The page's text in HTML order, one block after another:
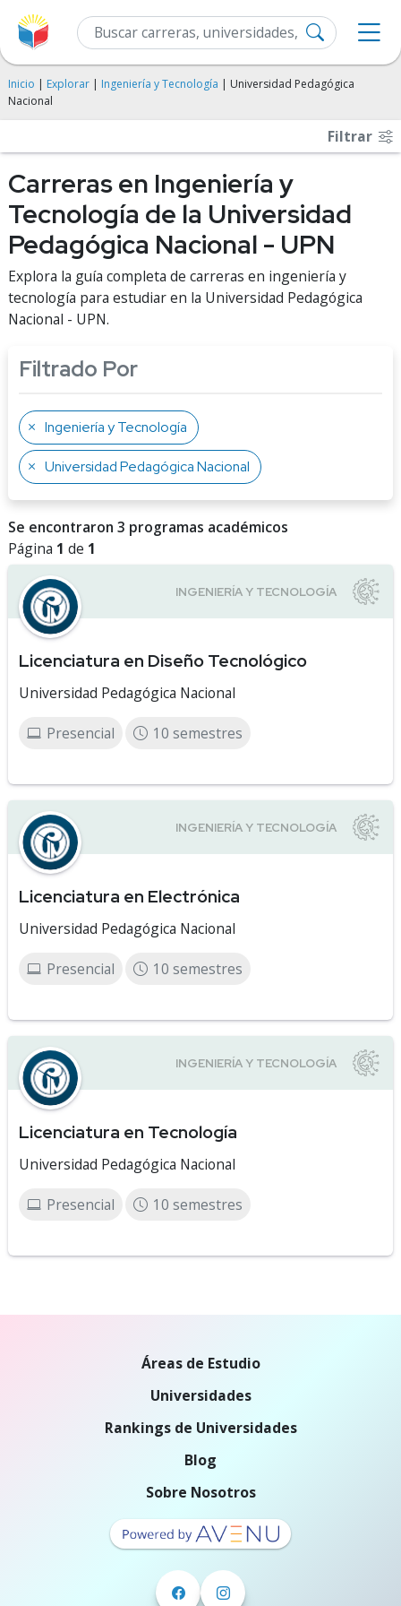
Inicio | Explorar | Ingeniería y Tecnología | Universidad Pedagógica
Nacional
Filtrar
Carreras en Ingeniería y
Tecnología de la Universidad
Pedagógica Nacional - UPN
Explora la guía completa de carreras en ingeniería y
tecnología para estudiar en la Universidad Pedagógica
Nacional - UPN.
Filtrado Por
Ingeniería y Tecnología
Universidad Pedagógica Nacional
Se encontraron 3 programas académicos
Página 1 de 1
Licenciatura en Diseño Tecnológico
Universidad Pedagógica Nacional
Presencial 10 semestres
Licenciatura en Electrónica
Universidad Pedagógica Nacional
Presencial 10 semestres
Licenciatura en Tecnología
Universidad Pedagógica Nacional
Presencial 10 semestres
Áreas de Estudio
Universidades
Rankings de Universidades
Blog
Sobre Nosotros